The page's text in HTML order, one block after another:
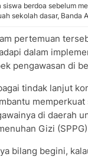
siswa berdoa sebelum
sekolah dasar, Banda
pertemuan
dalam
pengawasan di
tindak lanjut
di daerah
Gizi
bilang begini,